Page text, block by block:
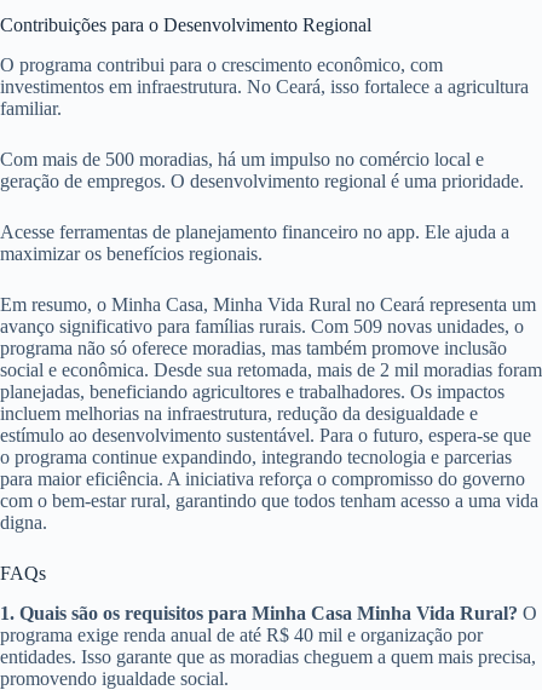
Contribuições para o Desenvolvimento Regional
O programa contribui para o crescimento econômico, com
investimentos em infraestrutura. No Ceará, isso fortalece a agricultura
familiar.
Com mais de 500 moradias, há um impulso no comércio local e
geração de empregos. O desenvolvimento regional é uma prioridade.
Acesse ferramentas de planejamento financeiro no app. Ele ajuda a
maximizar os benefícios regionais.
Em resumo, o Minha Casa, Minha Vida Rural no Ceará representa um
avanço significativo para famílias rurais. Com 509 novas unidades, o
programa não só oferece moradias, mas também promove inclusão
social e econômica. Desde sua retomada, mais de 2 mil moradias foram
planejadas, beneficiando agricultores e trabalhadores. Os impactos
incluem melhorias na infraestrutura, redução da desigualdade e
estímulo ao desenvolvimento sustentável. Para o futuro, espera-se que
o programa continue expandindo, integrando tecnologia e parcerias
para maior eficiência. A iniciativa reforça o compromisso do governo
com o bem-estar rural, garantindo que todos tenham acesso a uma vida
digna.
FAQs
1. Quais são os requisitos para Minha Casa Minha Vida Rural? O
programa exige renda anual de até R$ 40 mil e organização por
entidades. Isso garante que as moradias cheguem a quem mais precisa,
promovendo igualdade social.